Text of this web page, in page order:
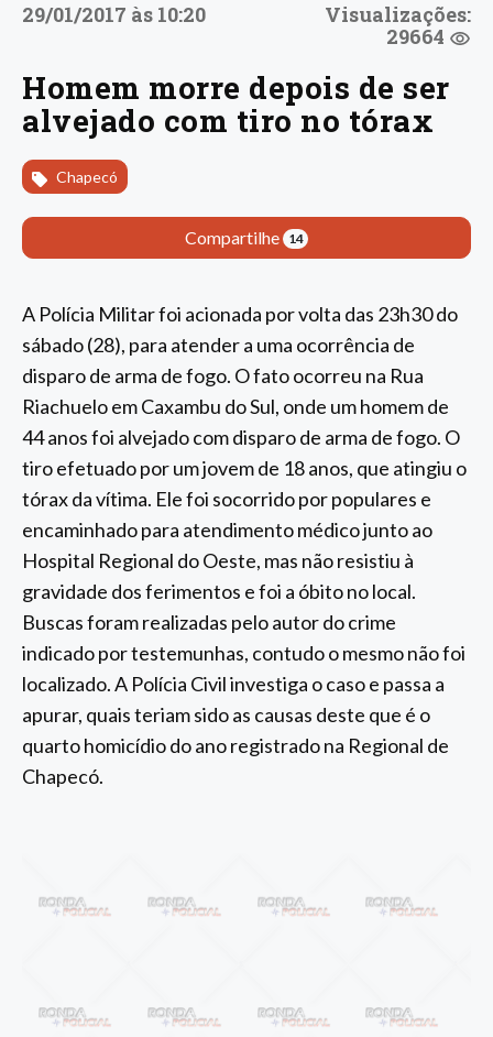
29/01/2017 às 10:20
Visualizações:
29664
Homem morre depois de ser
alvejado com tiro no tórax
Chapecó
Compartilhe 14
A Polícia Militar foi acionada por volta das 23h30 do
sábado (28), para atender a uma ocorrência de
disparo de arma de fogo. O fato ocorreu na Rua
Riachuelo em Caxambu do Sul, onde um homem de
44 anos foi alvejado com disparo de arma de fogo. O
tiro efetuado por um jovem de 18 anos, que atingiu o
tórax da vítima. Ele foi socorrido por populares e
encaminhado para atendimento médico junto ao
Hospital Regional do Oeste, mas não resistiu à
gravidade dos ferimentos e foi a óbito no local.
Buscas foram realizadas pelo autor do crime
indicado por testemunhas, contudo o mesmo não foi
localizado. A Polícia Civil investiga o caso e passa a
apurar, quais teriam sido as causas deste que é o
quarto homicídio do ano registrado na Regional de
Chapecó.